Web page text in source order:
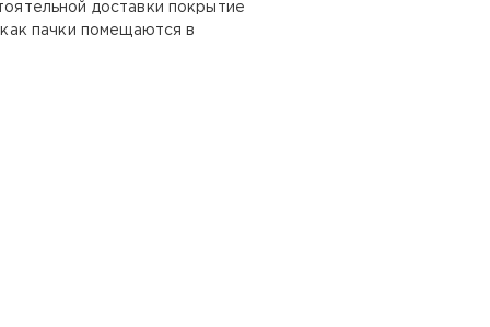
доставки покрытие
пачки помещаются в